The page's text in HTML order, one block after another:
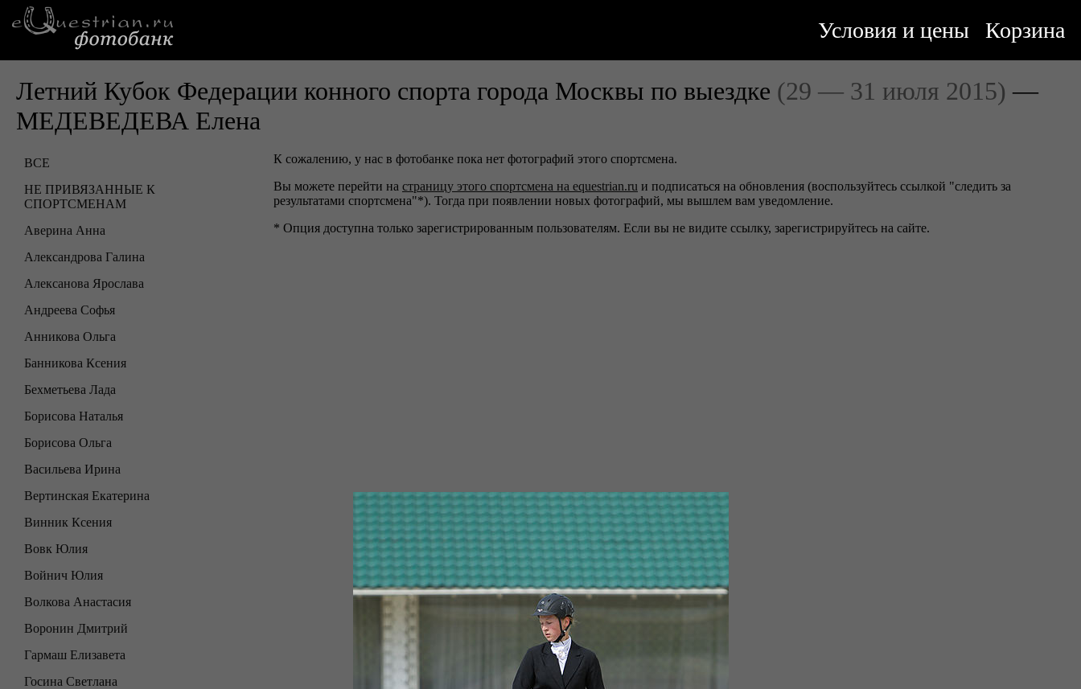
Корзина
Условия и цены
Летний Кубок Федерации конного спорта города Москвы по выездке (29 — 31 июля 2015) —
МЕДЕВЕДЕВА Елена
ВСЕ
НЕ ПРИВЯЗАННЫЕ К
СПОРТСМЕНАМ
Аверина Анна
Александрова Галина
Алексанова Ярослава
Андреева Софья
Анникова Ольга
Банникова Ксения
Бехметьева Лада
Борисова Наталья
Борисова Ольга
Васильева Ирина
Вертинская Екатерина
Винник Ксения
Вовк Юлия
Войнич Юлия
Волкова Анастасия
Воронин Дмитрий
Гармаш Елизавета
Госина Светлана
К сожалению, у нас в фотобанке пока нет фотографий этого спортсмена.
Вы можете перейти на страницу этого спортсмена на equestrian.ru и подписаться на обновления (воспользуйтесь ссылкой "следить за
результатами спортсмена"*). Тогда при появлении новых фотографий, мы вышлем вам уведомление.
* Опция доступна только зарегистрированным пользователям. Если вы не видите ссылку, зарегистрируйтесь на сайте.